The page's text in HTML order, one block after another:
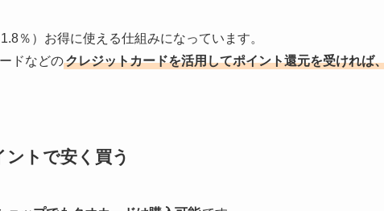
％）お得に使える仕組みになっています。
ドなどのクレジットカードを活用してポイント還元を受ければ
トで安く買う